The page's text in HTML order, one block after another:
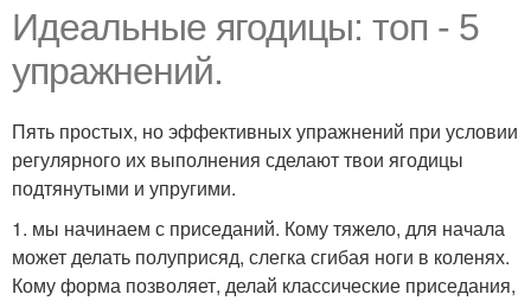
Идеальные ягодицы: топ - 5
упражнений.
Пять простых, но эффективных упражнений при условии
регулярного их выполнения сделают твои ягодицы
подтянутыми и упругими.
1. мы начинаем с приседаний. Кому тяжело, для начала
может делать полуприсяд, слегка сгибая ноги в коленях.
Кому форма позволяет, делай классические приседания,